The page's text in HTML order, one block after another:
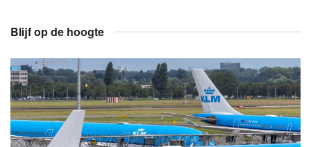
Blijf op de hoogte